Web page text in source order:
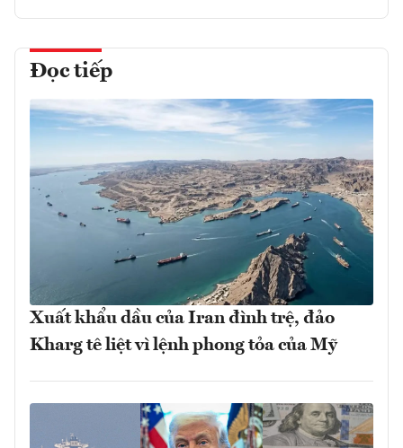
Đọc tiếp
Xuất khẩu dầu của Iran đình trệ, đảo
Kharg tê liệt vì lệnh phong tỏa của Mỹ